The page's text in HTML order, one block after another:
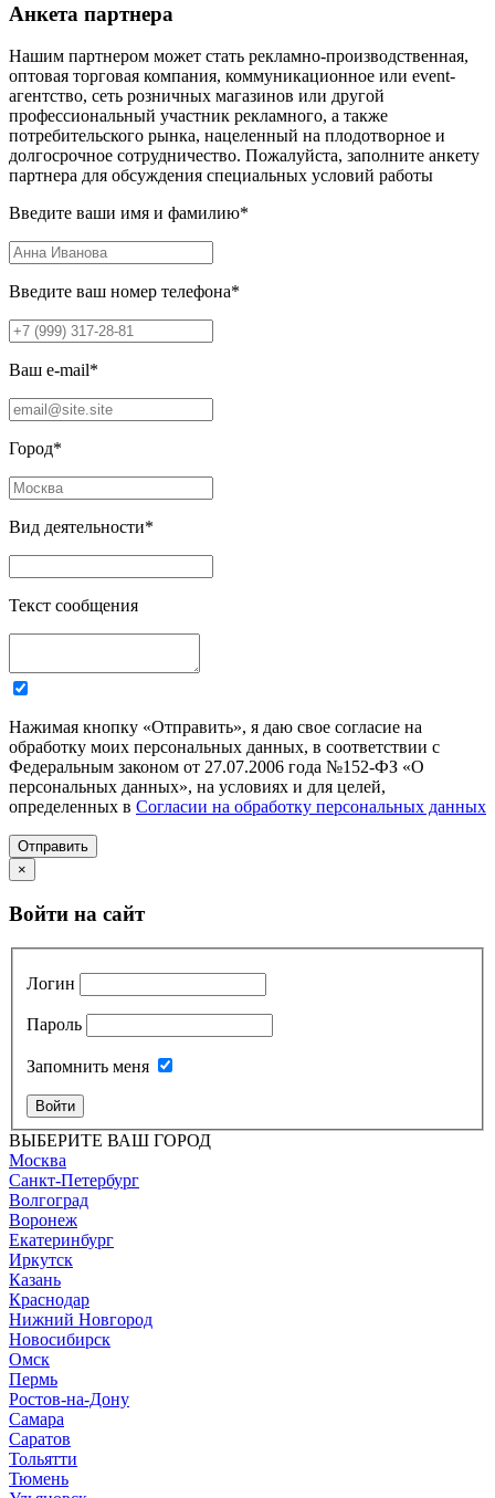
Анкета партнера
Нашим партнером может стать рекламно-производственная,
оптовая торговая компания, коммуникационное или event-
агентство, сеть розничных магазинов или другой
профессиональный участник рекламного, а также
потребительского рынка, нацеленный на плодотворное и
долгосрочное сотрудничество. Пожалуйста, заполните анкету
партнера для обсуждения специальных условий работы
Введите ваши имя и фамилию*
Введите ваш номер телефона*
Ваш e-mail*
Город*
Вид деятельности*
Текст сообщения
Нажимая кнопку «Отправить», я даю свое согласие на
обработку моих персональных данных, в соответствии с
Федеральным законом от 27.07.2006 года №152-ФЗ «О
персональных данных», на условиях и для целей,
определенных в Согласии на обработку персональных данных
Отправить
×
Войти на сайт
Логин
Пароль
Запомнить меня
Войти
ВЫБЕРИТЕ ВАШ ГОРОД
Москва
Санкт-Петербург
Волгоград
Воронеж
Екатеринбург
Иркутск
Казань
Краснодар
Нижний Новгород
Новосибирск
Омск
Пермь
Ростов-на-Дону
Самара
Саратов
Тольятти
Тюмень